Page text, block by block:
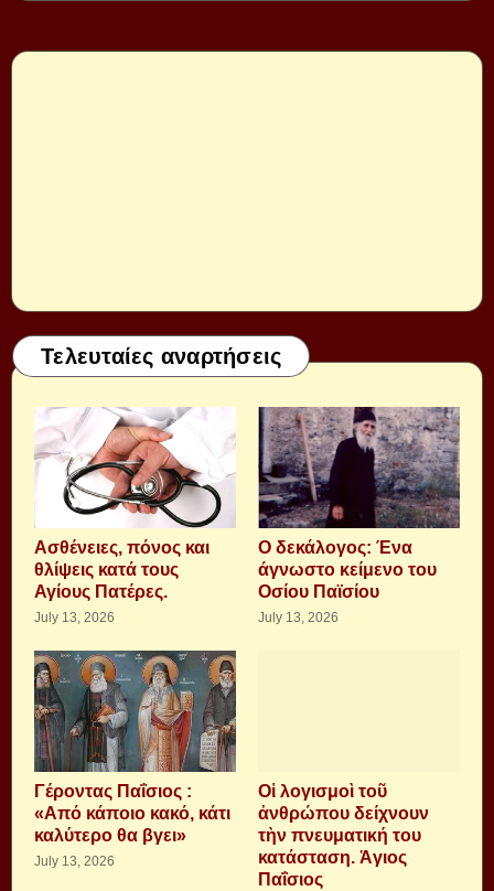
Τελευταίες αναρτήσεις
Aσθένειες, πόνος και
θλίψεις κατά τους
Αγίους Πατέρες.
July 13, 2026
Ο δεκάλογος: Ένα
άγνωστο κείμενο του
Οσίου Παϊσίου
July 13, 2026
Γέροντας Παΐσιος :
«Από κάποιο κακό, κάτι
καλύτερο θα βγει»
July 13, 2026
Οἱ λογισμοὶ τοῦ
ἀνθρώπου δείχνουν
τὴν πνευματική του
κατάσταση. Ἁγιος
Παΐσιος